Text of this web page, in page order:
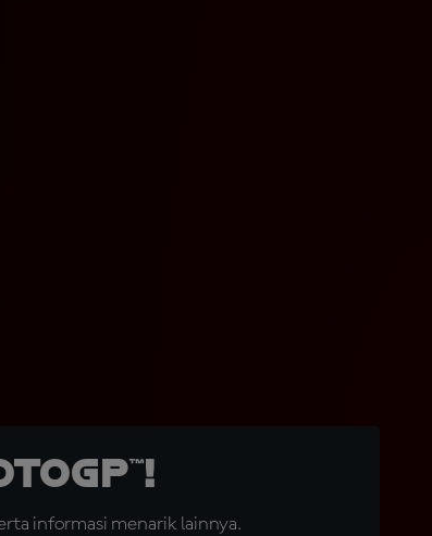
informasi menarik lainnya.